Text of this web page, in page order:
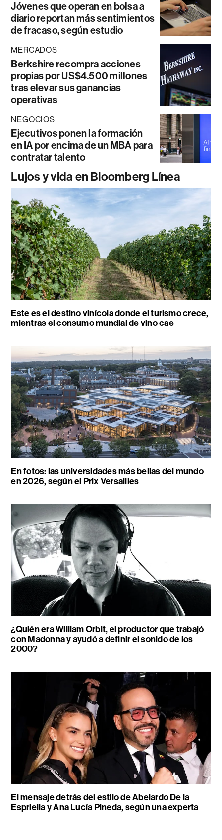
Jóvenes que operan en bolsa a
diario reportan más sentimientos
de fracaso, según estudio
MERCADOS
Berkshire recompra acciones
propias por US$4.500 millones
tras elevar sus ganancias
operativas
NEGOCIOS
Ejecutivos ponen la formación
en IA por encima de un MBA para
contratar talento
Lujos y vida en Bloomberg Línea
Este es el destino vinícola donde el turismo crece,
mientras el consumo mundial de vino cae
En fotos: las universidades más bellas del mundo
en 2026, según el Prix Versailles
¿Quién era William Orbit, el productor que trabajó
con Madonna y ayudó a definir el sonido de los
2000?
El mensaje detrás del estilo de Abelardo De la
Espriella y Ana Lucía Pineda, según una experta